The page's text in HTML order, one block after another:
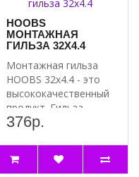
HOOBS
МОНТАЖНАЯ
ГИЛЬЗА 32X4.4
Монтажная гильза
HOOBS 32x4.4 - это
высококачественный
продукт. Гильза
изготовлена из
376р.